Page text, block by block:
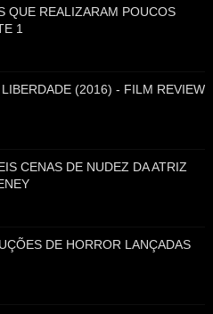
QUE REALIZARAM POUCOS
1
LIBERDADE (2016) - FILM REVIEW
CENAS DE NUDEZ DA ATRIZ
DE HORROR LANÇADAS